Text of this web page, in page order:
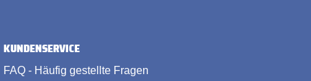
KUNDENSERVICE
FAQ - Häufig gestellte Fragen